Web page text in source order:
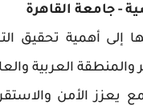
- جامعة القاهرة
إلى أهمية
العربية
يعزز الأمن